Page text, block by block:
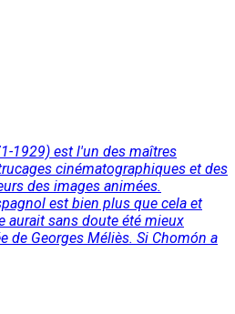
1929) est l'un des maîtres
cinématographiques et des
des images animées.
est bien plus que cela et
aurait sans doute été mieux
de Georges Méliès. Si Chomón a